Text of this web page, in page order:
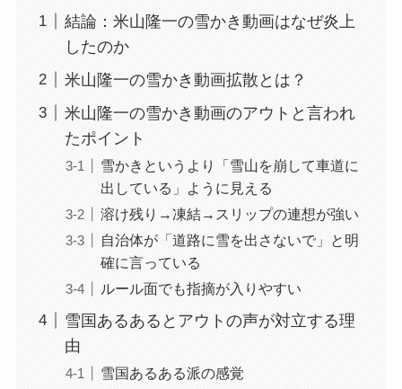
結論：米山隆一の雪かき動画はなぜ炎上
したのか
米山隆一の雪かき動画拡散とは？
米山隆一の雪かき動画のアウトと言われ
たポイント
雪かきというより「雪山を崩して車道に
出している」ように見える
溶け残り→凍結→スリップの連想が強い
自治体が「道路に雪を出さないで」と明
確に言っている
ルール面でも指摘が入りやすい
雪国あるあるとアウトの声が対立する理
由
雪国あるある派の感覚